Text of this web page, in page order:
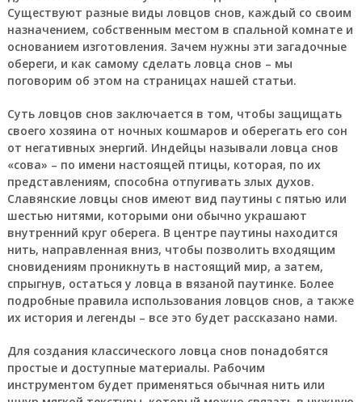
Существуют разные виды ловцов снов, каждый со своим
назначением, собственным местом в спальной комнате и
основанием изготовления. Зачем нужны эти загадочные
обереги, и как самому сделать ловца снов – мы
поговорим об этом на страницах нашей статьи.
Суть ловцов снов заключается в том, чтобы защищать
своего хозяина от ночных кошмаров и оберегать его сон
от негативных энергий. Индейцы называли ловца снов
«сова» – по имени настоящей птицы, которая, по их
представлениям, способна отпугивать злых духов.
Славянские ловцы снов имеют вид паутины с пятью или
шестью нитями, которыми они обычно украшают
внутренний круг оберега. В центре паутины находится
нить, направленная вниз, чтобы позволить входящим
сновидениям проникнуть в настоящий мир, а затем,
спрыгнув, остаться у ловца в вязаной паутинке. Более
подробные правила использования ловцов снов, а также
их история и легенды – все это будет рассказано нами.
Для создания классического ловца снов понадобятся
простые и доступные материалы. Рабочим
инструментом будет применяться обычная нить или